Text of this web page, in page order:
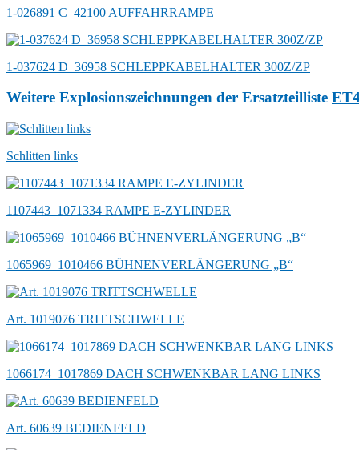
1-026891 C_42100 AUFFAHRRAMPE
1-037624 D_36958 SCHLEPPKABELHALTER 300Z/ZP
Weitere Explosionszeichnungen der Ersatzteilliste
Schlitten links
1107443_1071334 RAMPE E-ZYLINDER
1065969_1010466 BÜHNENVERLÄNGERUNG „B“
Art. 1019076 TRITTSCHWELLE
1066174_1017869 DACH SCHWENKBAR LANG LINKS
Art. 60639 BEDIENFELD